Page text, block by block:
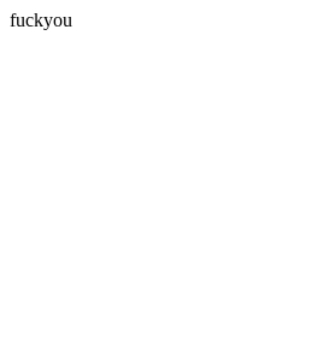
fuckyou